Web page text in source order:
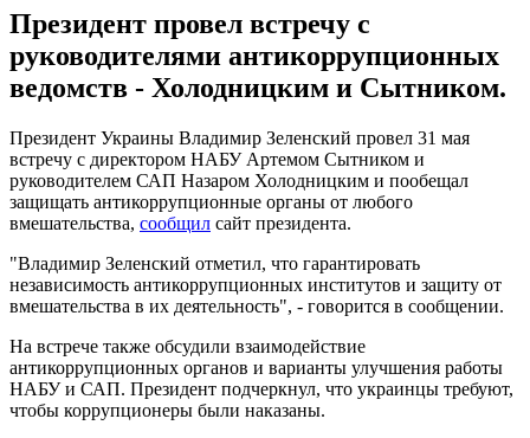
Президент провел встречу с
руководителями антикоррупционных
ведомств - Холодницким и Сытником.
Президент Украины Владимир Зеленский провел 31 мая
встречу с директором НАБУ Артемом Сытником и
руководителем САП Назаром Холодницким и пообещал
защищать антикоррупционные органы от любого
вмешательства, сообщил сайт президента.
"Владимир Зеленский отметил, что гарантировать
независимость антикоррупционных институтов и защиту от
вмешательства в их деятельность", - говорится в сообщении.
На встрече также обсудили взаимодействие
антикоррупционных органов и варианты улучшения работы
НАБУ и САП. Президент подчеркнул, что украинцы требуют,
чтобы коррупционеры были наказаны.